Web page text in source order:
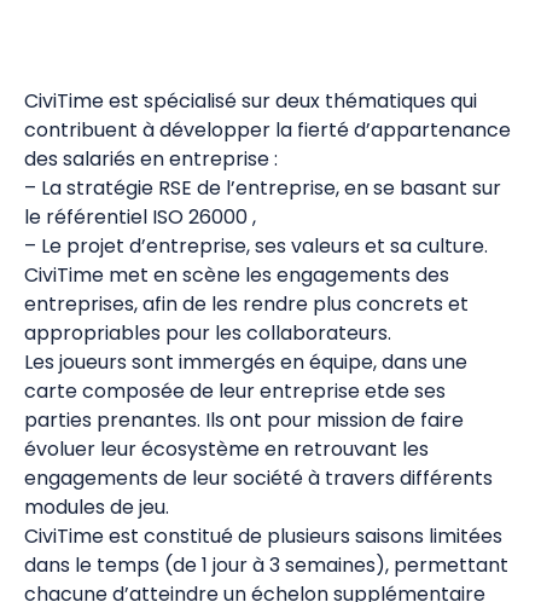
CiviTime est spécialisé sur deux thématiques qui
contribuent à développer la fierté d’appartenance
des salariés en entreprise :
– La stratégie RSE de l’entreprise, en se basant sur
le référentiel ISO 26000 ,
– Le projet d’entreprise, ses valeurs et sa culture.
CiviTime met en scène les engagements des
entreprises, afin de les rendre plus concrets et
appropriables pour les collaborateurs.
Les joueurs sont immergés en équipe, dans une
carte composée de leur entreprise etde ses
parties prenantes. Ils ont pour mission de faire
évoluer leur écosystème en retrouvant les
engagements de leur société à travers différents
modules de jeu.
CiviTime est constitué de plusieurs saisons limitées
dans le temps (de 1 jour à 3 semaines), permettant
chacune d’atteindre un échelon supplémentaire